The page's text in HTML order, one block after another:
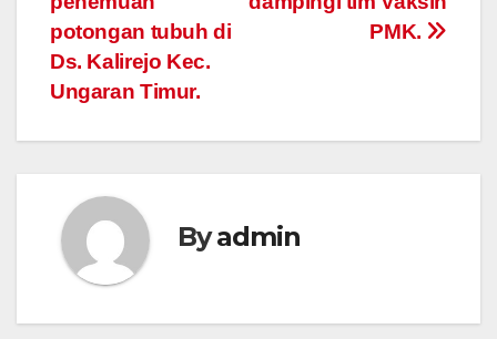
PMK.
potongan tubuh di
Ds. Kalirejo Kec.
Ungaran Timur.
Byadmin